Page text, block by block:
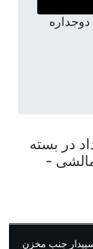
۳۰ گرم دوجداره
در بسته
-
جنب مخزن